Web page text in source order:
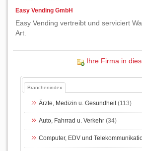
Easy Vending GmbH
Easy Vending vertreibt und serviciert
Art.
Ihre Firma in
Branchenindex
Ärzte, Medizin u. Gesundheit(113)
Auto, Fahrrad u. Verkehr (34)
Computer, EDV und